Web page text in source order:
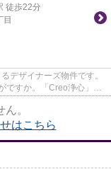
徒歩22分
目
デザイナーズ物件です。
ですか。「Creo浄心」の
。
はこちら